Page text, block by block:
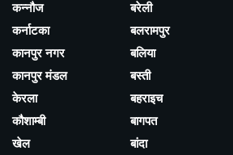
कन्नौज
कर्नाटका
कानपुर नगर
कानपुर मंडल
केरला
कौशाम्बी
खेल
बरेली
बलरामपुर
बलिया
बस्ती
बहराइच
बागपत
बांदा